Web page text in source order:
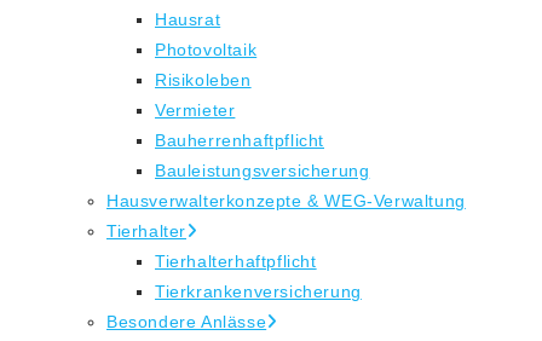
Hausrat
Photovoltaik
Risikoleben
Vermieter
Bauherrenhaftpflicht
Bauleistungsversicherung
Hausverwalterkonzepte & WEG-Verwaltung
Tierhalter
Tierhalterhaftpflicht
Tierkrankenversicherung
Besondere Anlässe